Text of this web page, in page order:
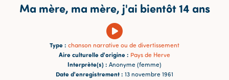
Ma mère, ma mère, j'ai bientôt 14 ans
Type : chanson narrative ou de divertissement
Aire culturelle d'origine : Pays de Herve
Interprète(s) : Anonyme (femme)
Date d'enregistrement : 13 novembre 1961